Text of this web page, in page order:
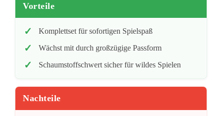
Vorteile
Komplettset für sofortigen Spielspaß
Wächst mit durch großzügige Passform
Schaumstoffschwert sicher für wildes Spielen
Nachteile